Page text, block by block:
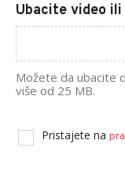
Ubacite video
Možete da ubacite
više od 25 MB.
Pristajete na